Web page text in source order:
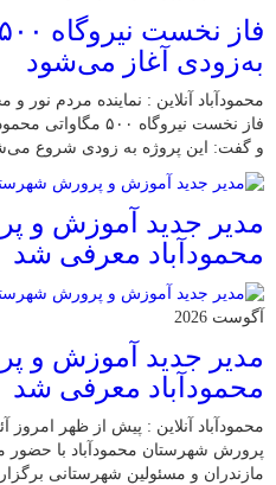
به‌زودی آغاز می‌شود
محمودآباد آنلاین : نماینده مردم نور
و گفت: این پروژه به زودی شروع
مدیر جدید آموزش و
محمودآباد معرفی شد
آگوست 2026
مدیر جدید آموزش و
محمودآباد معرفی شد
محمودآباد آنلاین : پیش از ظهر
پرورش شهرستان محمودآباد با
مازندران و مسئولین شهرستانی